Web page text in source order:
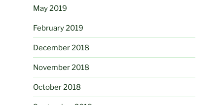
May 2019
February 2019
December 2018
November 2018
October 2018